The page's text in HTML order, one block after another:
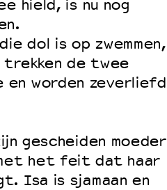
hield, is nu nog
dol is op zwemmen,
de twee
worden zeverliefd
gescheiden moeder
het feit dat haar
Isa is sjamaan en